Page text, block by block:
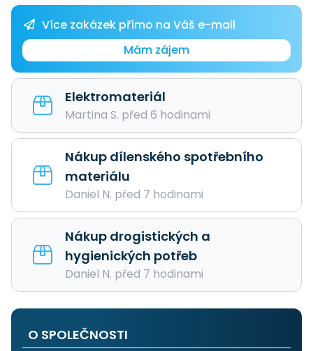
Více zakázek přímo na Váš e-mail
Mám zájem
Elektromateriál
Martina S. před 6 hodinami
Nákup dílenského spotřebního
materiálu
Daniel N. před 7 hodinami
Nákup drogistických a
hygienických potřeb
Daniel N. před 7 hodinami
O SPOLEČNOSTI